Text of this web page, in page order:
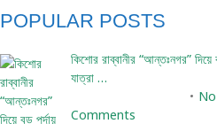
POPULAR POSTS
কিশোর রাব্বানীর “আন্তঃনগর” দিয়ে
যাত্রা …
No
Comments